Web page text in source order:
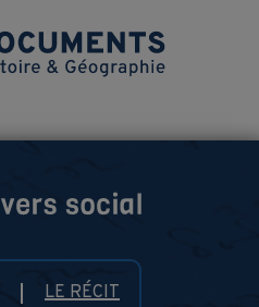
LE RÉCIT